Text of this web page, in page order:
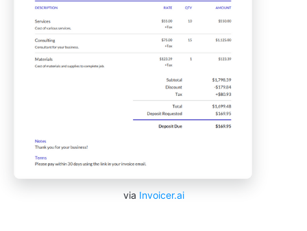
via Invoicer.ai